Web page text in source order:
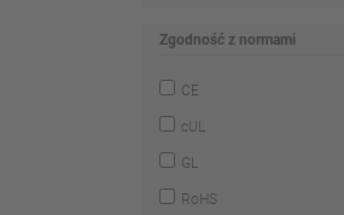
Zgodność z normami
CE
cUL
GL
RoHS